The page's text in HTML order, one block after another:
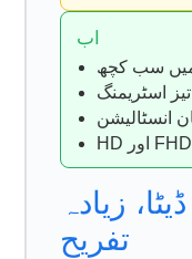
اب
میں سب کچھ
تیز اسٹریمنگ
انسٹالیشن
زیادہ
تفریح